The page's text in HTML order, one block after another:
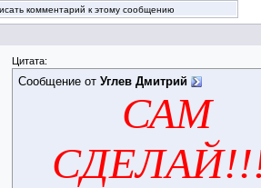
комментарий к этому сообщению
Цитата:
Сообщение от Углев Дмитрий
САМ